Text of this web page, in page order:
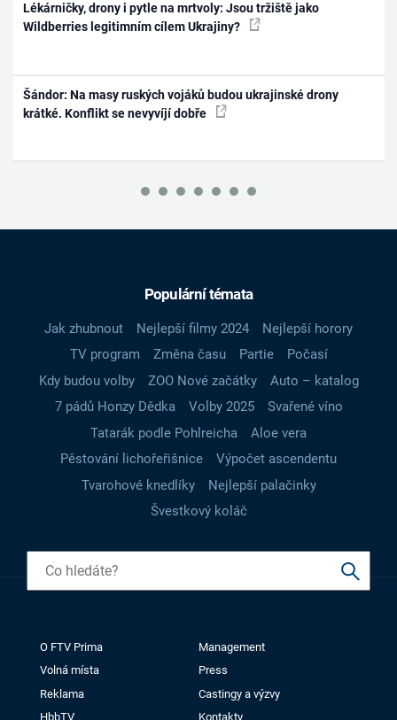
Lékárničky, drony i pytle na mrtvoly: Jsou tržiště jako
Wildberries legitimním cílem Ukrajiny?
Šándor: Na masy ruských vojáků budou ukrajinské drony
krátké. Konflikt se nevyvíjí dobře
Populární témata
Jak zhubnout Nejlepší filmy 2024
Nejlepší horory
TV program
Změna času Partie
Počasí
Kdy budou volby
ZOO Nové začátky
Auto – katalog
7 pádů Honzy Dědka
Volby 2025
Svařené víno
Tatarák podle Pohlreicha
Aloe vera
Pěstování lichořeřišnice
Výpočet ascendentu
Tvarohové knedlíky
Nejlepší palačinky
Švestkový koláč
O FTV Prima
Management
Volná místa
Press
Reklama
Castingy a výzvy
HbbTV
Kontakty